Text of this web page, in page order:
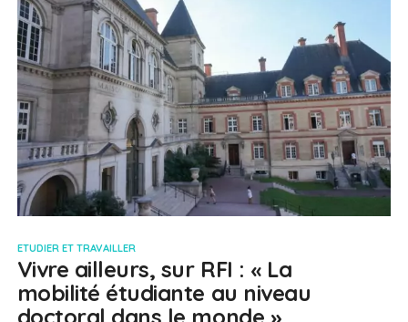
ETUDIER ET TRAVAILLER
Vivre ailleurs, sur RFI : « La
mobilité étudiante au niveau